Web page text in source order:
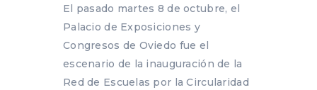
El pasado martes 8 de octubre, el
Palacio de Exposiciones y
Congresos de Oviedo fue el
escenario de la inauguración de la
Red de Escuelas por la Circularidad